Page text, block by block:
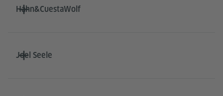
Hahn&CuestaWolf
Joel Seele